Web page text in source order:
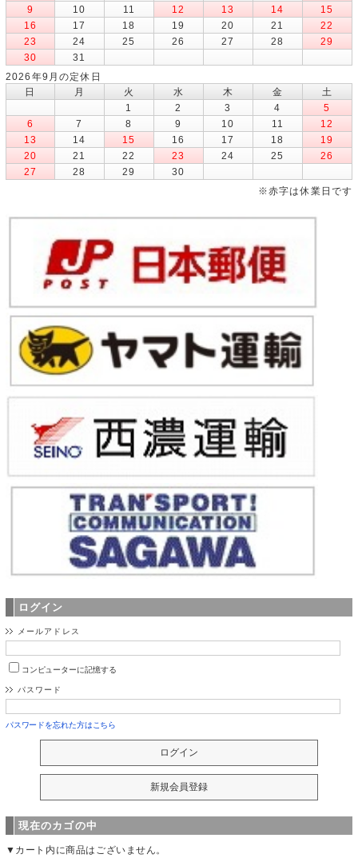
9
10 11 12 13 14
15
16
17 18 19 20 21
22
23
24 25 26 27 28
29
30
31
2026年9月の定休日
日
月 火 水 木 金
土
1
2 3 4
5
6
7 8 9 10 11
12
13
14 15 16 17 18
19
20
21 22 23 24 25
26
27
28 29
30
※赤字は休業日です
ログイン
メールアドレス
コンピューターに記憶する
パスワード
パスワードを忘れた方はこちら
現在のカゴの中
▼カート内に商品はございません。